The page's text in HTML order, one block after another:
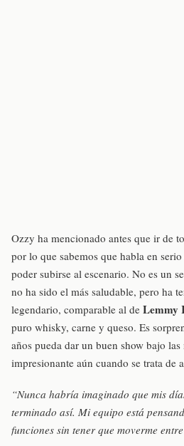
Ozzy ha mencionado antes que ir de
por lo que sabemos que habla en
poder subirse al escenario. No es un
no ha sido el más saludable, pero ha
legendario, comparable al de Lemmy
puro whisky, carne y queso. Es
años pueda dar un buen show bajo
impresionante aún cuando se trata de
“Nunca habría imaginado que mis
terminado así. Mi equipo está
funciones sin tener que moverme